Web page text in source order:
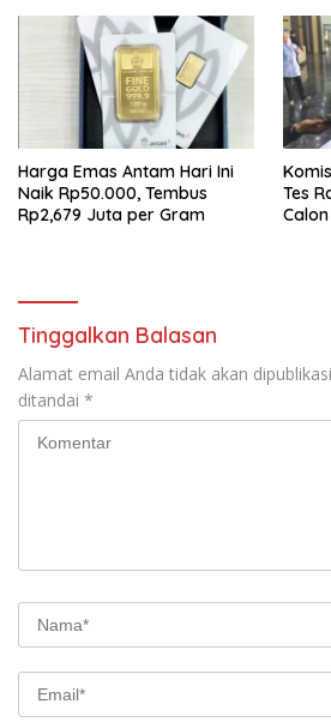
Harga Emas Antam Hari Ini
Naik Rp50.000, Tembus
Rp2,679 Juta per Gram
Tes
Tinggalkan Balasan
Alamat email Anda tidak akan
ditandai *